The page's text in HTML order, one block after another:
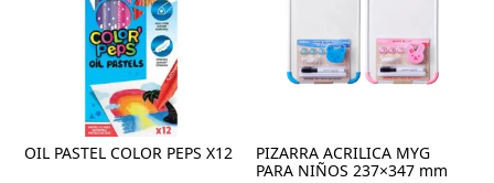
OIL PASTEL COLOR PEPS X12
PIZARRA ACRILICA MYG
PARA NIÑOS 237×347 mm